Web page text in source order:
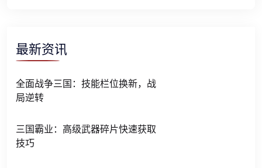
最新资讯
全面战争三国：技能栏位换新，战
局逆转
三国霸业：高级武器碎片快速获取
技巧